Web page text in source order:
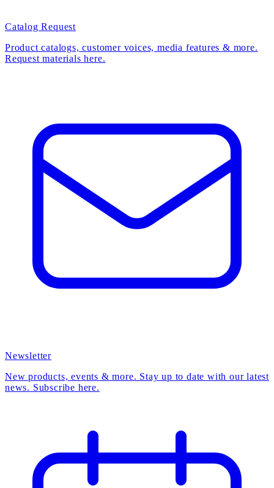
Catalog Request
Product catalogs, customer voices, media features & more.
Request materials here.
Newsletter
New products, events & more. Stay up to date with our latest
news. Subscribe here.